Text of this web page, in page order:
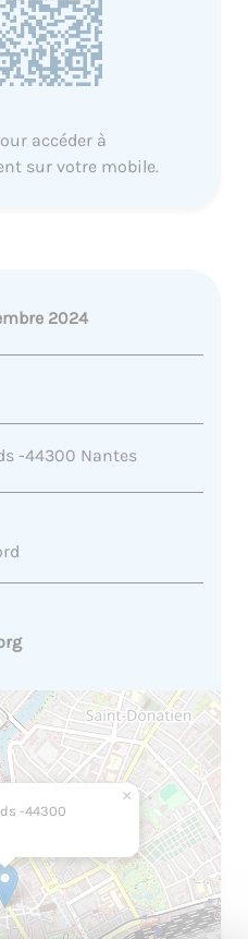
accéder à
sur votre mobile.
2024
-44300 Nantes
-44300
×